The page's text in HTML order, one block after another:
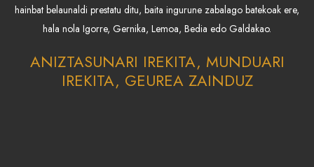
hainbat belaunaldi prestatu ditu, baita ingurune zabalago batekoak ere,
hala nola Igorre, Gernika, Lemoa, Bedia edo Galdakao.
ANIZTASUNARI IREKITA, MUNDUARI
IREKITA, GEUREA ZAINDUZ